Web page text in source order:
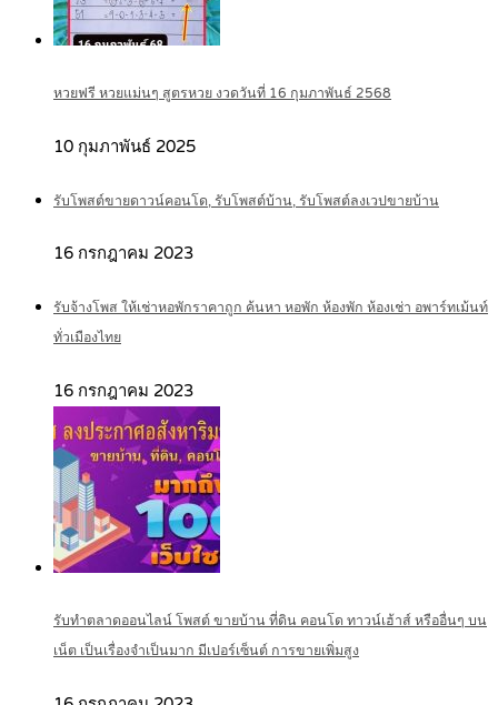
หวยฟรี หวยแม่นๆ สูตรหวย งวดวันที่ 16 กุมภาพันธ์ 2568
10 กุมภาพันธ์ 2025
รับโพสต์ขายดาวน์คอนโด, รับโพสต์บ้าน, รับโพสต์ลงเวปขายบ้าน
16 กรกฎาคม 2023
รับจ้างโพส ให้เช่าหอพักราคาถูก ค้นหา หอพัก ห้องพัก ห้องเช่า อพาร์ทเม้นท์
ทั่วเมืองไทย
16 กรกฎาคม 2023
รับทำตลาดออนไลน์ โพสต์ ขายบ้าน ที่ดิน คอนโด ทาวน์เฮ้าส์ หรืออื่นๆ บน
เน็ต เป็นเรื่องจำเป็นมาก มีเปอร์เซ็นต์ การขายเพิ่มสูง